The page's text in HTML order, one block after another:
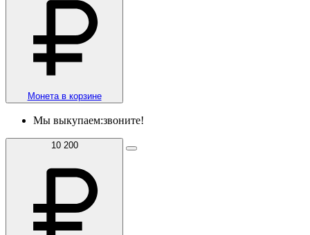
Монета в корзине
Мы выкупаем:звоните!
10 200